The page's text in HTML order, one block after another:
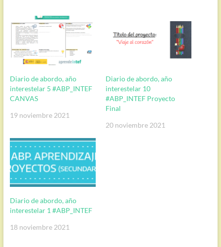
Diario de abordo, año
interestelar 5 #ABP_INTEF
CANVAS
19 noviembre 2021
Diario de abordo, año
interestelar 10
#ABP_INTEF Proyecto
Final
20 noviembre 2021
Diario de abordo, año
interestelar 1 #ABP_INTEF
18 noviembre 2021